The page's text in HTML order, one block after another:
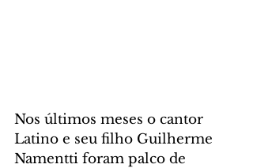
Nos últimos meses o cantor
Latino e seu filho Guilherme
Namentti foram palco de